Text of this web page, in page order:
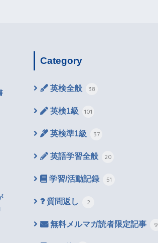
Category
英検全般 38
英検1級 101
英検準1級 37
英語学習全般 20
学習/活動記録 51
質問返し 2
無料メルマガ読者限定記事 9